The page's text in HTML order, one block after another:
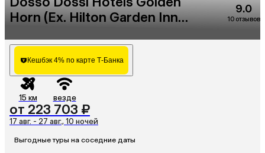
Horn (Eх. Hilton Garden Inn
9.0
10 отзывов
Кешбэк 4% по карте Т-Банка
15 км везде
от 223 703 ₽
17 авг. - 27 авг., 10 ночей
Выгодные туры на соседние даты